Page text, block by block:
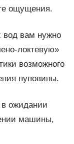
ощущения.
вод вам нужно
локтевую»
возможного
пуповины.
ожидании
машины,